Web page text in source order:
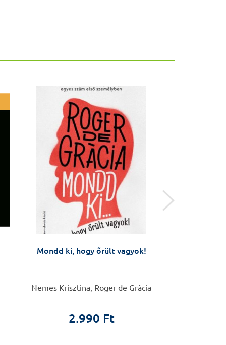
Mondd ki, hogy őrült vagyok!
Nemes Krisztina, Roger de Gràcia
2.990 Ft